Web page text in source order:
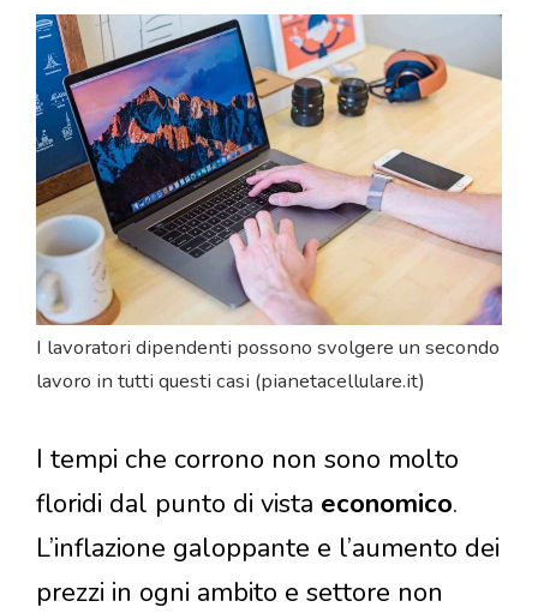
I lavoratori dipendenti possono svolgere un secondo
lavoro in tutti questi casi (pianetacellulare.it)
I tempi che corrono non sono molto
floridi dal punto di vista economico.
L’inflazione galoppante e l’aumento dei
prezzi in ogni ambito e settore non